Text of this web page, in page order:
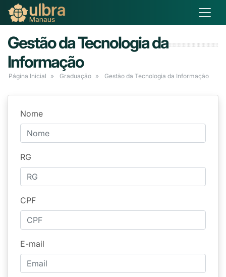
Gestão da Tecnologia da
Informação
Página Inicial Graduação Gestão da Tecnologia da Informação
Nome
RG
CPF
E-mail